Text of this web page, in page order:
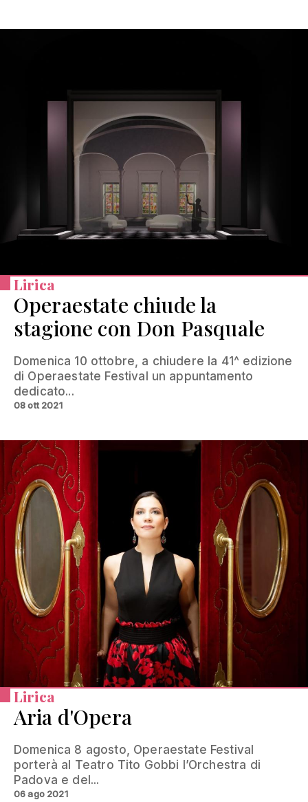
Lirica
Operaestate chiude la
stagione con Don Pasquale
Domenica 10 ottobre, a chiudere la 41^ edizione
di Operaestate Festival un appuntamento
dedicato...
08 ott 2021
Lirica
Aria d'Opera
Domenica 8 agosto, Operaestate Festival
porterà al Teatro Tito Gobbi l’Orchestra di
Padova e del...
06 ago 2021